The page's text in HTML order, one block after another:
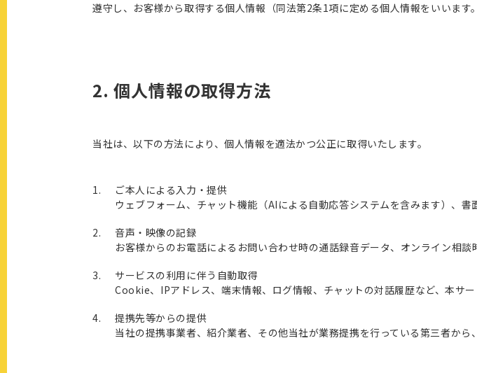
遵守し、お客様から取得する個人情報（同法第2条1項に定める個人情報をいいます
2. 個人情報の取得方法
当社は、以下の方法により、個人情報を適法かつ公正に取得いたします。
ご本人による入力・提供
ウェブフォーム、チャット機能（AIによる自動応答システムを含みます）、
音声・映像の記録
お客様からのお電話によるお問い合わせ時の通話録音データ、オンライン相談
サービスの利用に伴う自動取得
Cookie、IPアドレス、端末情報、ログ情報、チャットの対話履歴など、本サ
提携先等からの提供
当社の提携事業者、紹介業者、その他当社が業務提携を行っている第三者か